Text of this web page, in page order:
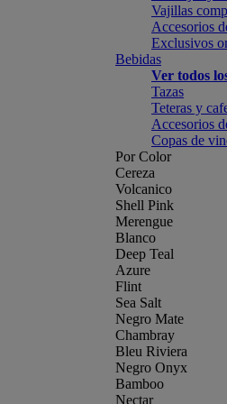
Vajillas
Accesorios
Exclusivos
Bebidas
Ver todos
Tazas
Teteras y
Accesorios
Copas de
Por Color
Cereza
Volcanico
Shell Pink
Merengue
Blanco
Deep Teal
Azure
Flint
Sea Salt
Negro Mate
Chambray
Bleu Riviera
Negro Onyx
Bamboo
Nectar